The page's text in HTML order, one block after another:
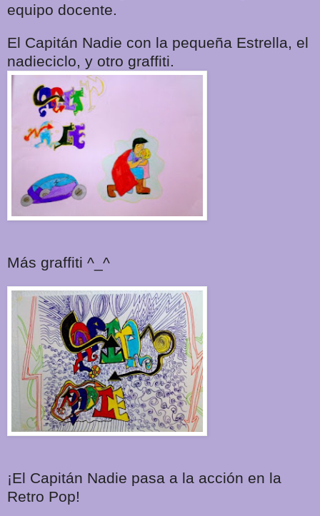
equipo docente.
El Capitán Nadie con la pequeña Estrella, el
nadieciclo, y otro graffiti.
Más graffiti ^_^
¡El Capitán Nadie pasa a la acción en la
Retro Pop!